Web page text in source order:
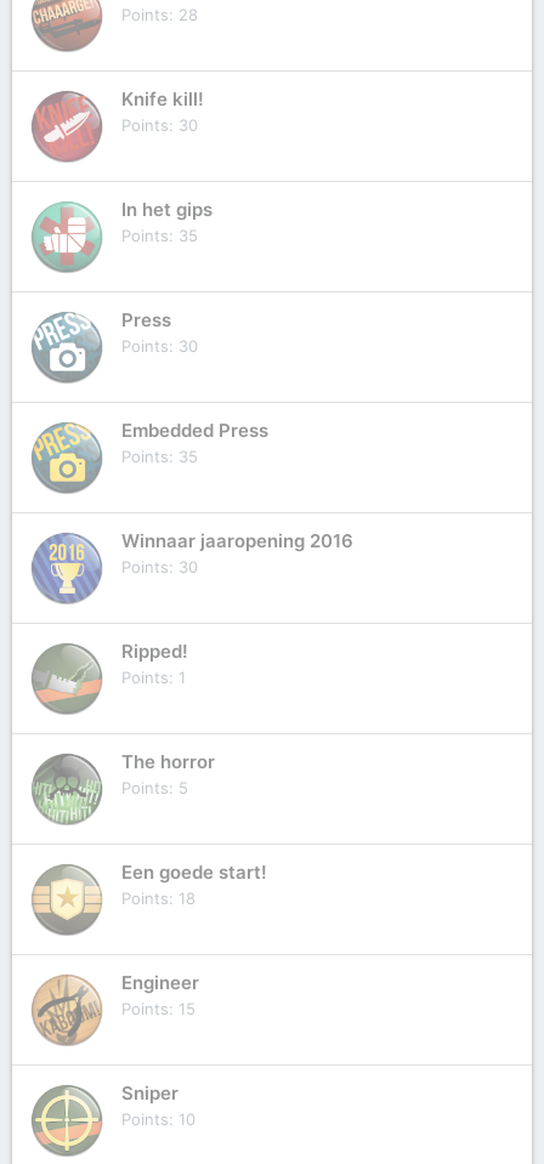
Points 28
Knife kill!
Points 30
In het gips
Points 35
Press
Points 30
Embedded Press
Points 35
Winnaar jaaropening 2016
Points 30
Ripped!
Points 1
The horror
Points 5
Een goede start!
Points 18
Engineer
Points 15
Sniper
Points 10